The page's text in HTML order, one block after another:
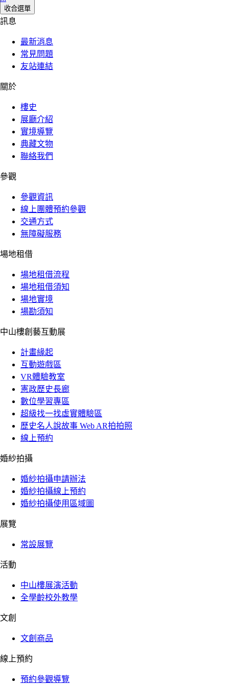
收合選單
訊息
最新消息
常見問題
友站連結
關於
樓史
展廳介紹
實境導覽
典藏文物
聯絡我們
參觀
參觀資訊
線上團體預約參觀
交通方式
無障礙服務
場地租借
場地租借流程
場地租借須知
場地實境
場勘須知
中山樓創藝互動展
計畫緣起
互動遊戲區
VR體驗教室
憲政歷史長廊
數位學習專區
超級找一找虛實體驗區
歷史名人說故事 Web AR拍拍照
線上預約
婚紗拍攝
婚紗拍攝申請辦法
婚紗拍攝線上預約
婚紗拍攝使用區域圖
展覽
常設展覽
活動
中山樓展演活動
全學齡校外教學
文創
文創商品
線上預約
預約參觀導覽